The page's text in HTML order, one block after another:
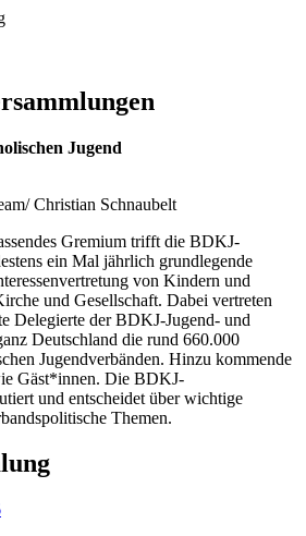
Jugend
Christian Schnaubelt
Gremium trifft die BDKJ-
ein Mal jährlich grundlegende
von Kindern und
und Gesellschaft. Dabei vertreten
Delegierte der BDKJ-Jugend- und
Deutschland die rund 660.000
Jugendverbänden. Hinzu kommende
Gäst*innen. Die BDKJ-
und entscheidet über wichtige
Themen.